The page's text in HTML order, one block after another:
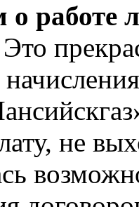
работе
не